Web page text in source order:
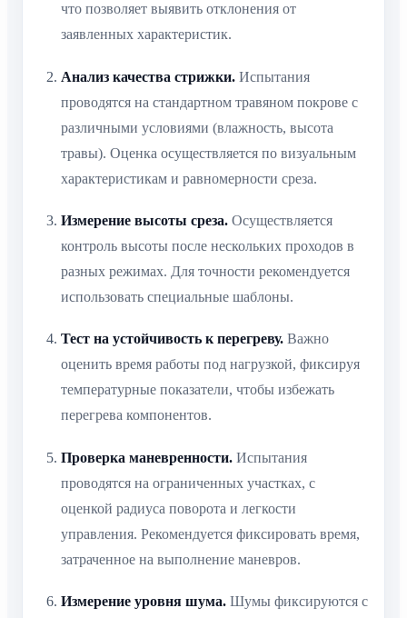
что позволяет выявить отклонения от
заявленных характеристик.
Анализ качества стрижки. Испытания
проводятся на стандартном травяном покрове с
различными условиями (влажность, высота
травы). Оценка осуществляется по визуальным
характеристикам и равномерности среза.
Измерение высоты среза. Осуществляется
контроль высоты после нескольких проходов в
разных режимах. Для точности рекомендуется
использовать специальные шаблоны.
Тест на устойчивость к перегреву. Важно
оценить время работы под нагрузкой, фиксируя
температурные показатели, чтобы избежать
перегрева компонентов.
Проверка маневренности. Испытания
проводятся на ограниченных участках, с
оценкой радиуса поворота и легкости
управления. Рекомендуется фиксировать время,
затраченное на выполнение маневров.
Измерение уровня шума. Шумы фиксируются с